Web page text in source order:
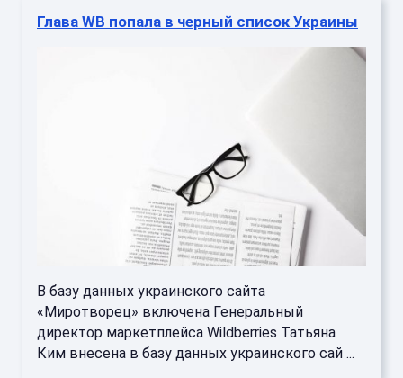
Глава WB попала в черный список Украины
В базу данных украинского сайта
«Миротворец» включена Генеральный
директор маркетплейса Wildberries Татьяна
Ким внесена в базу данных украинского сай ...